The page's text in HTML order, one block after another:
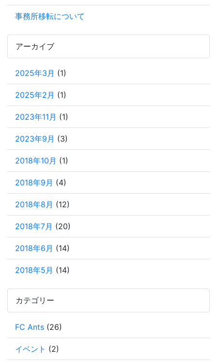
事務所移転について
アーカイブ
2025年3月 (1)
2025年2月 (1)
2023年11月 (1)
2023年9月 (3)
2018年10月 (1)
2018年9月 (4)
2018年8月 (12)
2018年7月 (20)
2018年6月 (14)
2018年5月 (14)
カテゴリー
FC Ants (26)
イベント (2)